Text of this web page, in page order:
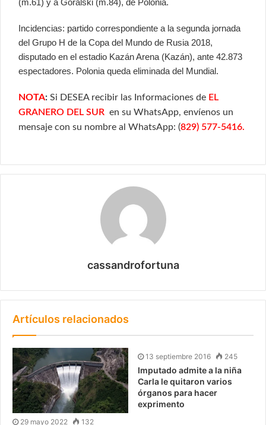
Incidencias: partido correspondiente a la segunda jornada
del Grupo H de la Copa del Mundo de Rusia 2018,
disputado en el estadio Kazán Arena (Kazán), ante 42.873
espectadores. Polonia queda eliminada del Mundial.
NOTA: Si DESEA recibir las Informaciones de EL
GRANERO DEL SUR en su WhatsApp, envíenos un
mensaje con su nombre al WhatsApp: (829) 577-5416.
cassandrofortuna
Artículos relacionados
29 mayo 2022 132
13 septiembre 2016 245
Imputado admite a la niña
Carla le quitaron varios
órganos para hacer
exprimento